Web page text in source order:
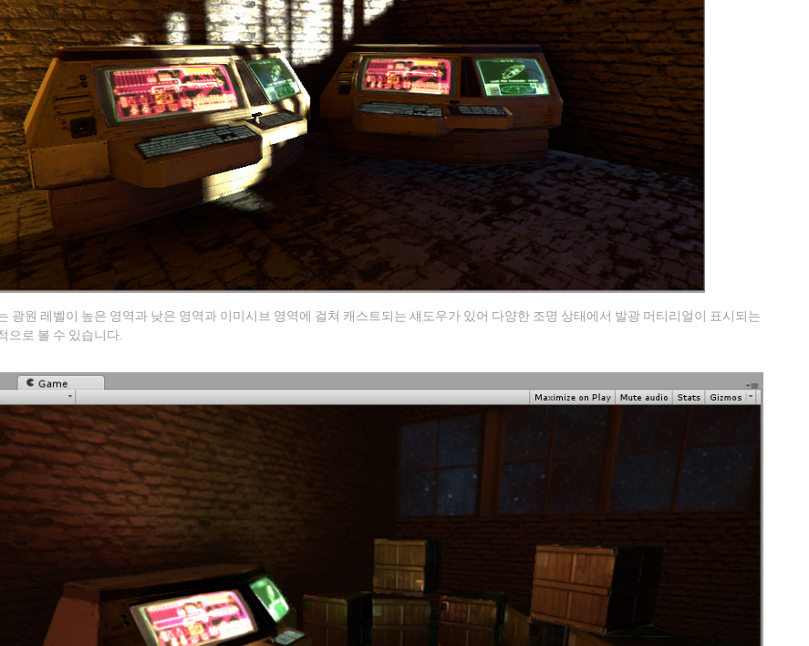
광원 레벨이 높은 영역과 낮은 영역과 이미시브 영역에 걸쳐 캐스트되는 섀도우가 있어 다양한 조명 상태에서 발광 머티리얼이 표시되는
으로 볼 수 있습니다.